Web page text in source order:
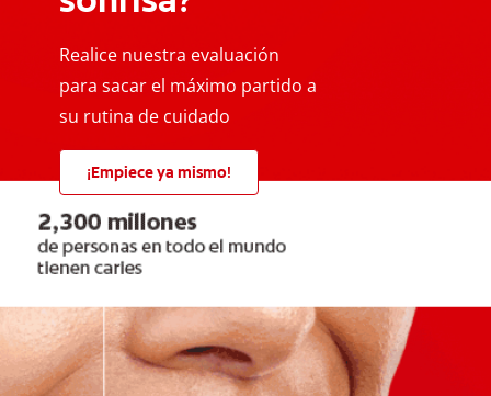
Realice nuestra evaluación
para sacar el máximo partido a
su rutina de cuidado
¡Empiece ya mismo!